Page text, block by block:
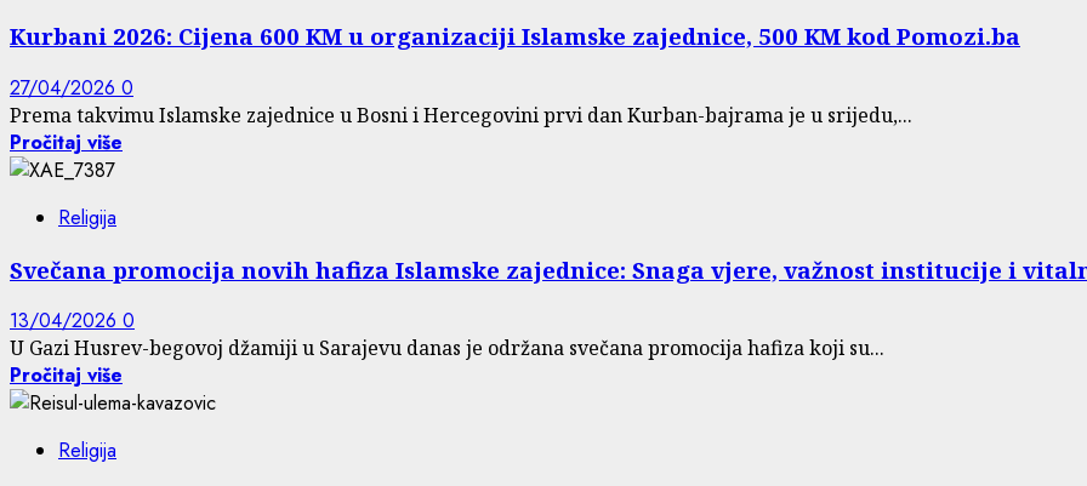
Kurbani 2026: Cijena 600 KM u organizaciji Islamske zajednice, 500 KM kod Pomozi.ba
27/04/2026 0
Prema takvimu Islamske zajednice u Bosni i Hercegovini prvi dan Kurban-bajrama je u srijedu,...
Pročitaj više
Religija
Svečana promocija novih hafiza Islamske zajednice: Snaga vjere, važnost institucije i
13/04/2026 0
U Gazi Husrev-begovoj džamiji u Sarajevu danas je održana svečana promocija hafiza koji su...
Pročitaj više
Religija